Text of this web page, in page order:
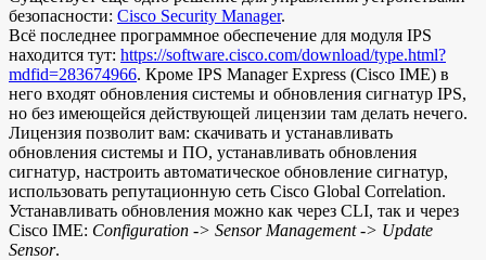
безопасности: Cisco Security Manager.
Всё последнее программное обеспечение для модуля IPS
находится тут: https://software.cisco.com/download/type.html?
mdfid=283674966. Кроме IPS Manager Express (Cisco IME) в
него входят обновления системы и обновления сигнатур IPS,
но без имеющейся действующей лицензии там делать нечего.
Лицензия позволит вам: скачивать и устанавливать
обновления системы и ПО, устанавливать обновления
сигнатур, настроить автоматическое обновление сигнатур,
использовать репутационную сеть Cisco Global Correlation.
Устанавливать обновления можно как через CLI, так и через
Cisco IME: Configuration -> Sensor Management -> Update
Sensor.